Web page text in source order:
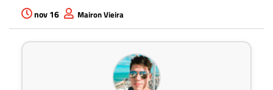
nov 16 Mairon Vieira